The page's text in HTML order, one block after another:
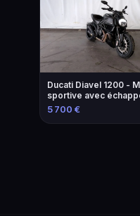
Ducati Diavel 1200 -
sportive avec
modifié
5 700 €